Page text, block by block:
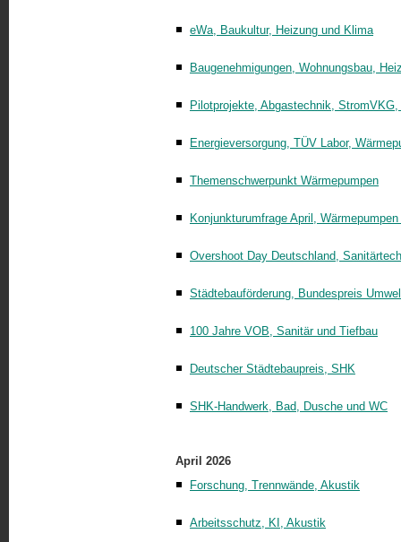
eWa, Baukultur, Heizung und Klima
Baugenehmigungen, Wohnungsbau,
Pilotprojekte, Abgastechnik,
Energieversorgung, TÜV Labor,
Themenschwerpunkt Wärmepumpen
Konjunkturumfrage April,
Overshoot Day Deutschland,
Städtebauförderung, Bundespreis
100 Jahre VOB, Sanitär und Tiefbau
Deutscher Städtebaupreis, SHK
SHK-Handwerk, Bad, Dusche und WC
April 2026
Forschung, Trennwände, Akustik
Arbeitsschutz, KI, Akustik